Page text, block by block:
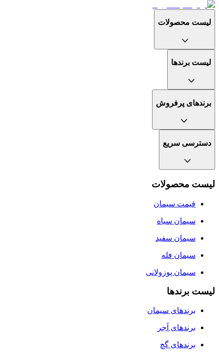
لیست محصولات
لیست برندها
برندهای پرفروش
دسترسی سریع
لیست محصولات
قیمت سیمان
سيمان سياه
سیمان سفید
سیمان فله
سیمان پوزولانی
لیست برندها
برندهای سیمان
برندهای آجر
برندهای گچ